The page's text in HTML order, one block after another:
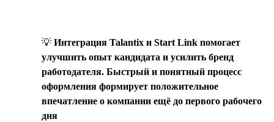
💡 Интеграция Talantix и Start Link помогает
улучшить опыт кандидата и усилить бренд
работодателя. Быстрый и понятный процесс
оформления формирует положительное
впечатление о компании ещё до первого рабочего
дня